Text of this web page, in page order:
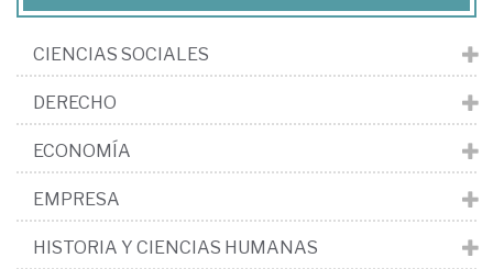
CIENCIAS SOCIALES
DERECHO
ECONOMÍA
EMPRESA
HISTORIA Y CIENCIAS HUMANAS